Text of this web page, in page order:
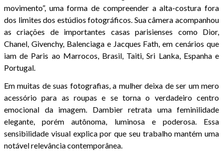
movimento”, uma forma de compreender a alta-costura fora
dos limites dos estúdios fotográficos. Sua câmera acompanhou
as criações de importantes casas parisienses como Dior,
Chanel, Givenchy, Balenciaga e Jacques Fath, em cenários que
iam de Paris ao Marrocos, Brasil, Taiti, Sri Lanka, Espanha e
Portugal.
Em muitas de suas fotografias, a mulher deixa de ser um mero
acessório para as roupas e se torna o verdadeiro centro
emocional da imagem. Dambier retrata uma feminilidade
elegante, porém autônoma, luminosa e poderosa. Essa
sensibilidade visual explica por que seu trabalho mantém uma
notável relevância contemporânea.